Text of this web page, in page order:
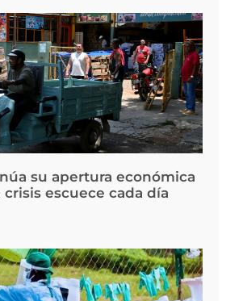
su apertura económica
escuece cada día